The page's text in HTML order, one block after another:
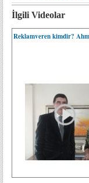
İlgili Videolar
Reklamveren kimdir?